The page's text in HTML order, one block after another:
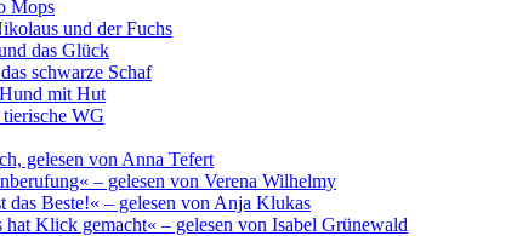
Mops
und der Fuchs
das Glück
schwarze Schaf
mit Hut
WG
gelesen von Anna Tefert
– gelesen von Verena Wilhelmy
Beste!« – gelesen von Anja Klukas
hat Klick gemacht« – gelesen von Isabel Grünewald